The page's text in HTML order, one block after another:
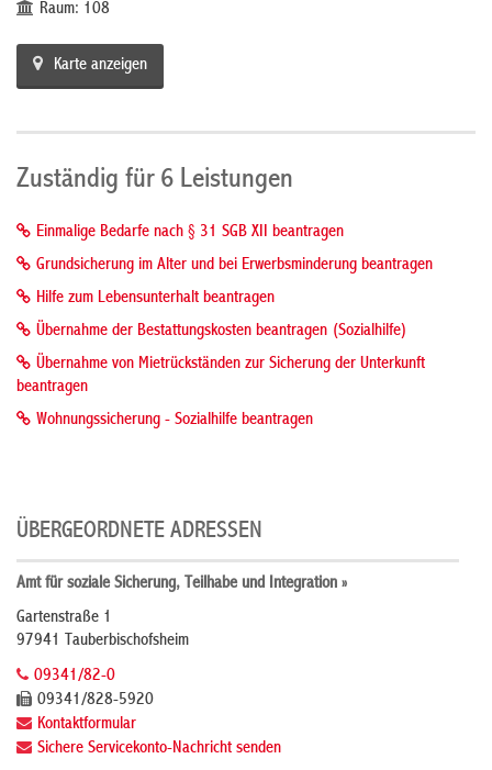
Raum: 108
Karte anzeigen
Zuständig für 6 Leistungen
Einmalige Bedarfe nach § 31 SGB XII beantragen
Grundsicherung im Alter und bei Erwerbsminderung beantragen
Hilfe zum Lebensunterhalt beantragen
Übernahme der Bestattungskosten beantragen (Sozialhilfe)
Übernahme von Mietrückständen zur Sicherung der Unterkunft
beantragen
Wohnungssicherung - Sozialhilfe beantragen
ÜBERGEORDNETE ADRESSEN
Amt für soziale Sicherung, Teilhabe und Integration »
Gartenstraße 1
97941 Tauberbischofsheim
09341/82-0
09341/828-5920
Kontaktformular
Sichere Servicekonto-Nachricht senden